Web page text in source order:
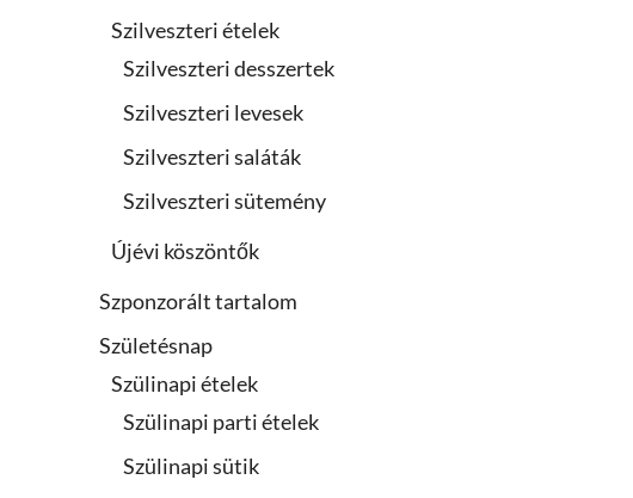
Szilveszteri ételek
Szilveszteri desszertek
Szilveszteri levesek
Szilveszteri saláták
Szilveszteri sütemény
Újévi köszöntők
Szponzorált tartalom
Születésnap
Szülinapi ételek
Szülinapi parti ételek
Szülinapi sütik